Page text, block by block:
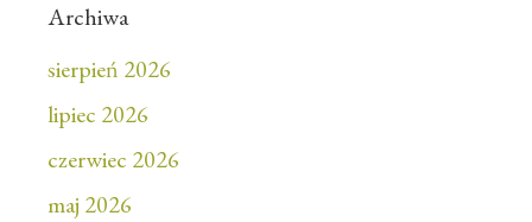
Archiwa
sierpień 2026
lipiec 2026
czerwiec 2026
maj 2026